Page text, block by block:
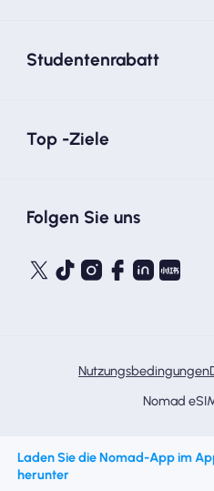
Studentenrabatt
Top -Ziele
Folgen Sie uns
Nutzungsbedingungen
Nomad
Laden Sie die Nomad-App im
herunter